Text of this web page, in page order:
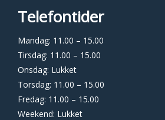
Telefontider
Mandag: 11.00 – 15.00
Tirsdag: 11.00 – 15.00
Onsdag: Lukket
Torsdag: 11.00 – 15.00
Fredag: 11.00 – 15.00
Weekend: Lukket